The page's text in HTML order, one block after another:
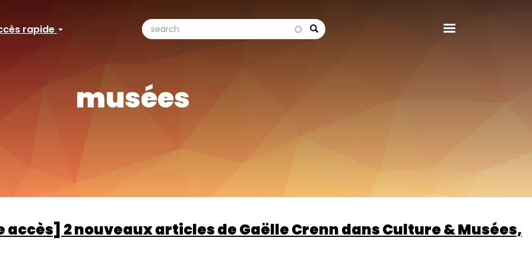
rapide
Search
search search
musées
accès] 2 nouveaux articles de Gaëlle Crenn dans Culture & Musées,